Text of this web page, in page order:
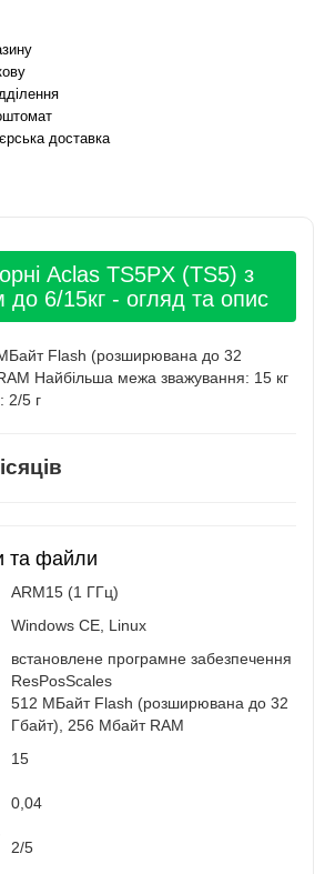
доставка
Aclas TS5PX (TS5) з
до 6/15кг - огляд та опис
Flash (розширювана до 32
Найбільша межа зважування: 15 кг
2/5 г
та файли
ARM15 (1 ГГц)
Windows CE, Linux
встановлене програмне забезпечення
ResPosScales
512 МБайт Flash (розширювана до 32
Гбайт), 256 Мбайт RAM
15
0,04
2/5